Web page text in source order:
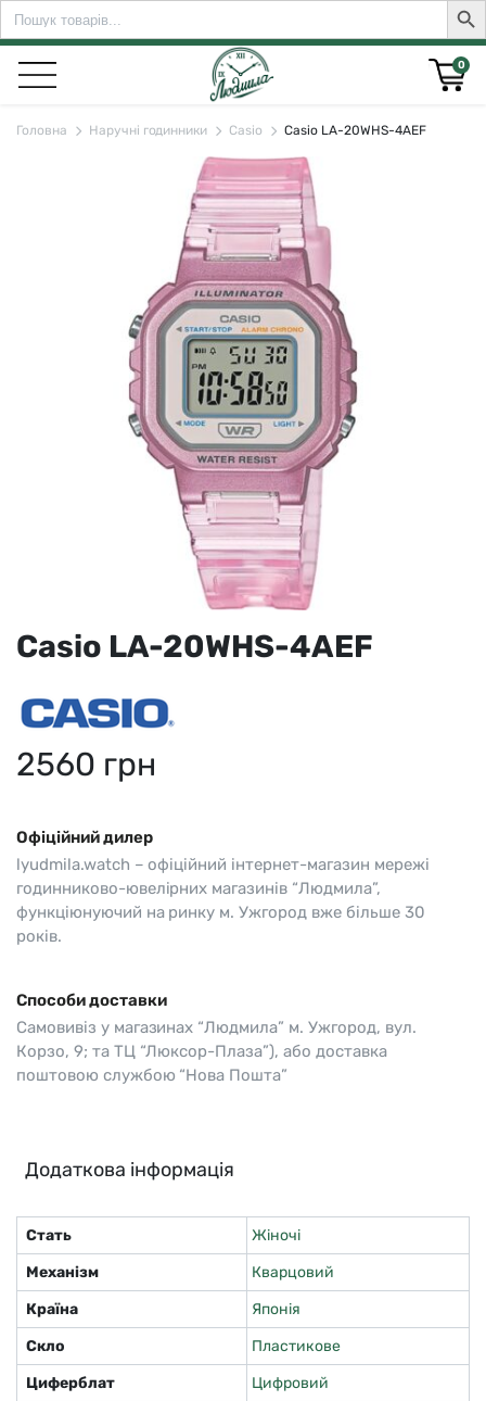
Search
for:
0
Головна Наручні годинники Casio Casio LA-20WHS-4AEF
Casio LA-20WHS-4AEF
2560 грн
Офіційний дилер
lyudmila.watch – офіційний інтернет-магазин мережі
годинниково-ювелірних магазинів “Людмила”,
функціюнуючий на ринку м. Ужгород вже більше 30
років.
Способи доставки
Самовивіз у магазинах “Людмила” м. Ужгород, вул.
Корзо, 9; та ТЦ “Люксор-Плаза”), або доставка
поштовою службою “Нова Пошта”
Додаткова інформація
Стать
Жіночі
Механізм
Кварцовий
Країна
Японія
Скло
Пластикове
Циферблат
Цифровий